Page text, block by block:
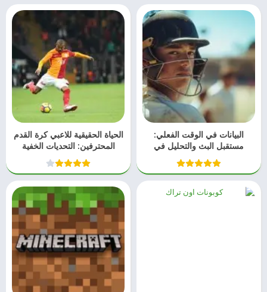
البيانات في الوقت الفعلي:
مستقبل البث والتحليل في
الكريكيت
الحياة الحقيقية للاعبي كرة القدم
المحترفين: التحديات الخفية